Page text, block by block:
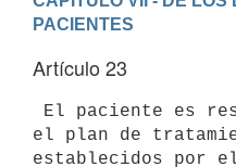
PACIENTES
Artículo 23
el plan de
establecidos por